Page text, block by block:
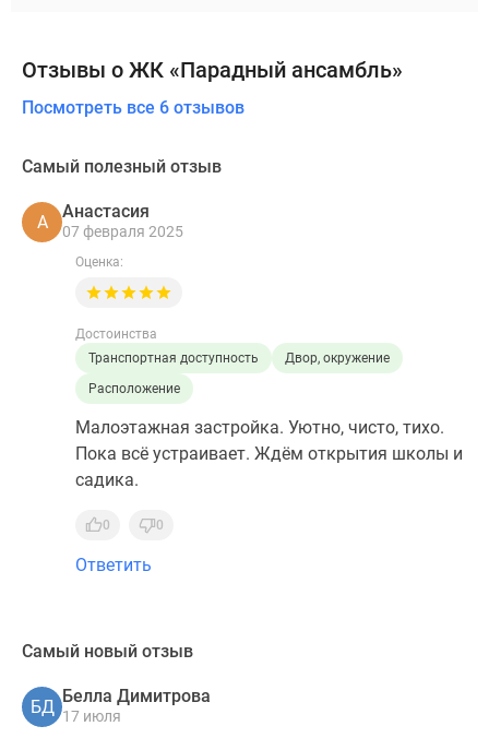
Отзывы о ЖК «Парадный ансамбль»
Посмотреть все 6 отзывов
Самый полезный отзыв
А
Анастасия
07 февраля 2025
Оценка:
Достоинства
Транспортная доступность
Двор, окружение
Расположение
Малоэтажная застройка. Уютно, чисто, тихо.
Пока всё устраивает. Ждём открытия школы и
садика.
0 0
Ответить
Самый новый отзыв
БД
Белла Димитрова
17 июля